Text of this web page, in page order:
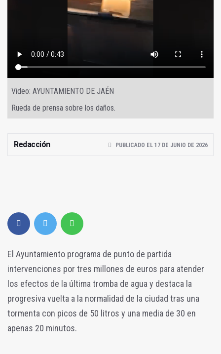
Video: AYUNTAMIENTO DE JAÉN
Rueda de prensa sobre los daños.
Redacción PUBLICADO EL 17 DE JUNIO DE 2026
El Ayuntamiento programa de punto de partida
intervenciones por tres millones de euros para atender
los efectos de la última tromba de agua y destaca la
progresiva vuelta a la normalidad de la ciudad tras una
tormenta con picos de 50 litros y una media de 30 en
apenas 20 minutos.